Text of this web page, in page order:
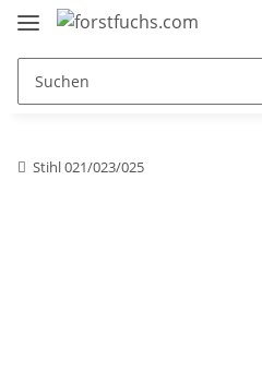
Stihl 021/023/025